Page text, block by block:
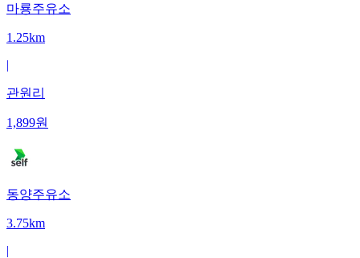
마룡주유소
1.25km
|
관원리
1,899원
동양주유소
3.75km
|